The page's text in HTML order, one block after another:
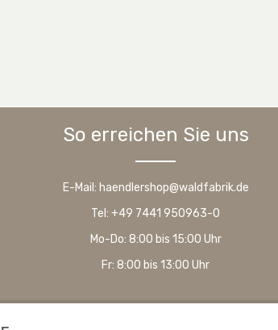
So erreichen Sie uns
E-Mail: haendlershop@waldfabrik.de
Tel: +49 7441 950963-0
Mo-Do: 8:00 bis 15:00 Uhr
Fr: 8:00 bis 13:00 Uhr